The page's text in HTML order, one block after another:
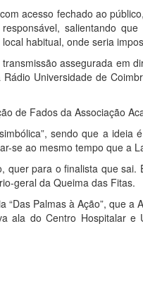
acesso fechado ao
salientando
habitual, onde seria
assegurada em
Universidade de
de Fados da Associação
sendo que a ideia
se ao mesmo tempo que a
quer para o finalista que sai.
geral da Queima das Fitas.
Palmas à Ação”, que a
ala do Centro Hospitalar e